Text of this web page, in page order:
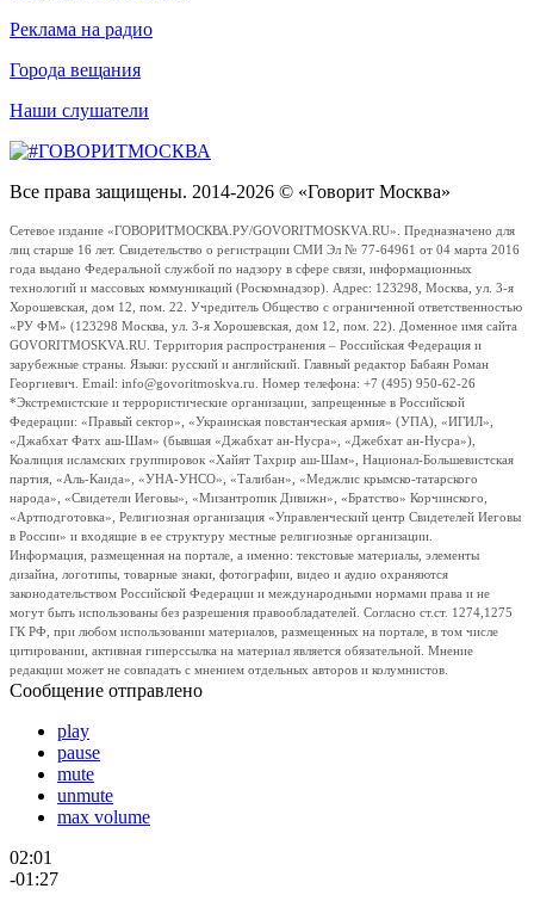
Реклама на радио
Города вещания
Наши слушатели
Все права защищены. 2014-2026 © «Говорит Москва»
Сетевое издание «ГОВОРИТМОСКВА.РУ/GOVORITMOSKVA.RU». Предназначено для
лиц старше 16 лет. Свидетельство о регистрации СМИ Эл № 77-64961 от 04 марта 2016
года выдано Федеральной службой по надзору в сфере связи, информационных
технологий и массовых коммуникаций (Роскомнадзор). Адрес: 123298, Москва, ул. 3-я
Хорошевская, дом 12, пом. 22. Учредитель Общество с ограниченной ответственностью
«РУ ФМ» (123298 Москва, ул. 3-я Хорошевская, дом 12, пом. 22). Доменное имя сайта
GOVORITMOSKVA.RU. Территория распространения – Российская Федерация и
зарубежные страны. Языки: русский и английский. Главный редактор Бабаян Роман
Георгиевич. Email: info@govoritmoskva.ru. Номер телефона: +7 (495) 950-62-26
*Экстремистские и террористические организации, запрещенные в Российской
Федерации: «Правый сектор», «Украинская повстанческая армия» (УПА), «ИГИЛ»,
«Джабхат Фатх аш-Шам» (бывшая «Джабхат ан-Нусра», «Джебхат ан-Нусра»),
Коалиция исламских группировок «Хайят Тахрир аш-Шам», Национал-Большевистская
партия, «Аль-Каида», «УНА-УНСО», «Талибан», «Меджлис крымско-татарского
народа», «Свидетели Иеговы», «Мизантропик Дивижн», «Братство» Корчинского,
«Артподготовка», Религиозная организация «Управленческий центр Свидетелей Иеговы
в России» и входящие в ее структуру местные религиозные организации.
Информация, размещенная на портале, а именно: текстовые материалы, элементы
дизайна, логотипы, товарные знаки, фотографии, видео и аудио охраняются
законодательством Российской Федерации и международными нормами права и не
могут быть использованы без разрешения правообладателей. Согласно ст.ст. 1274,1275
ГК РФ, при любом использовании материалов, размещенных на портале, в том числе
цитировании, активная гиперссылка на материал является обязательной. Мнение
редакции может не совпадать с мнением отдельных авторов и колумнистов.
Сообщение отправлено
play
pause
mute
unmute
max volume
02:01
-01:27